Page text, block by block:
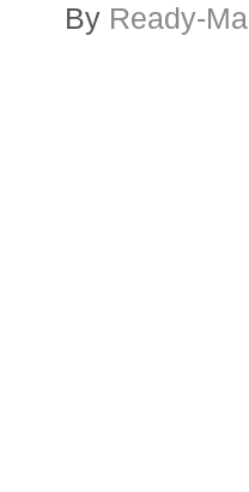
By Ready-